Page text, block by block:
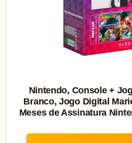
Nintendo, Console +
Branco, Jogo Digital
Meses de Assinatura